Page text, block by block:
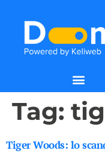
Tag:
Tiger Woods: lo